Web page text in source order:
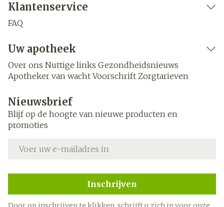
Klantenservice
FAQ
Uw apotheek
Over ons Nuttige links Gezondheidsnieuws
Apotheker van wacht Voorschrift Zorgtarieven
Nieuwsbrief
Blijf op de hoogte van nieuwe producten en
promoties
Inschrijven